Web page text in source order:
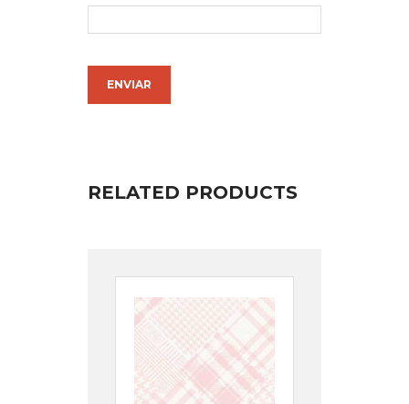
RELATED PRODUCTS